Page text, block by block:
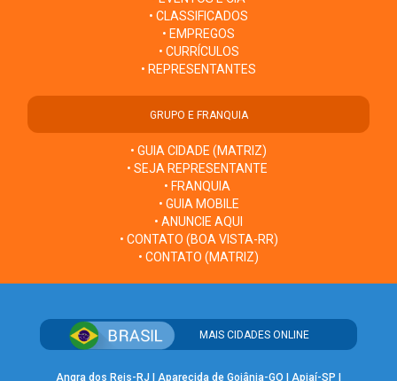
• CLASSIFICADOS
• EMPREGOS
• CURRÍCULOS
• REPRESENTANTES
GRUPO E FRANQUIA
• GUIA CIDADE (MATRIZ)
• SEJA REPRESENTANTE
• FRANQUIA
• GUIA MOBILE
• ANUNCIE AQUI
• CONTATO (BOA VISTA-RR)
• CONTATO (MATRIZ)
MAIS CIDADES ONLINE
Angra dos Reis-RJ Aparecida de Goiânia-GO Apiaí-SP